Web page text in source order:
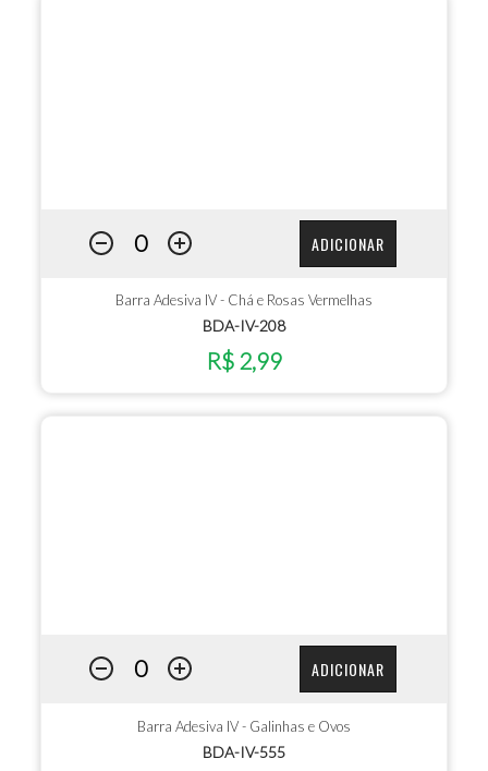
ADICIONAR
Barra Adesiva IV - Chá e Rosas Vermelhas
BDA-IV-208
R$ 2,99
ADICIONAR
Barra Adesiva IV - Galinhas e Ovos
BDA-IV-555